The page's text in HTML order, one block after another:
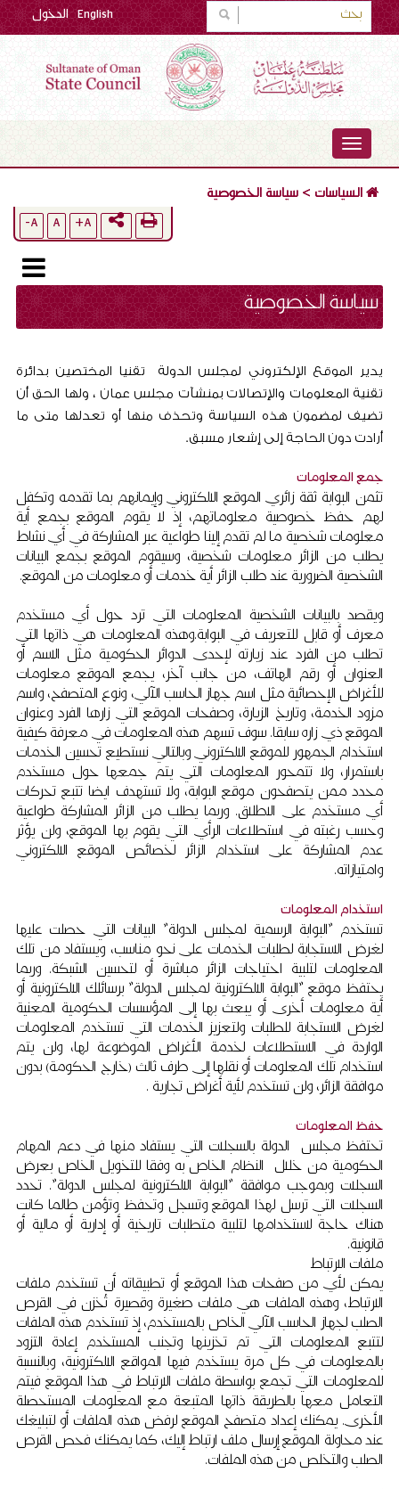
الدخول English
TOGGLE
NAVIGATION
السياسات >سياسة الخصوصية
A+
A
A-
سياسة الخصوصية
يدير الموقع الإلكتروني لمجلس الدولة تقنيا المختصين بدائرة
تقنية المعلومات والإتصالات بمنشآت مجلس عمان ، ولها الحق أن
تضيف لمضمون هذه السياسة وتحذف منها أو تعدلها متى ما
أرادت دون الحاجة إلى إشعار مسبق.
جمع المعلومات
تثمن البوابة ثقة زائري الموقع الالكتروني وإيمانهم بما تقدمه وتكفل
لهم حفظ خصوصية معلوماتهم، إذ لا يقوم الموقع بجمع أية
معلومات شخصية ما لم تقدم إلينا طواعية عبر المشاركة في أي نشاط
يطلب من الزائر معلومات شخصية، وسيقوم الموقع بجمع البيانات
الشخصية الضرورية عند طلب الزائر أية خدمات أو معلومات من الموقع.
ويقصد بالبيانات الشخصية المعلومات التي ترد حول أي مستخدم
معرف أو قابل للتعريف في البوابة.وهذه المعلومات هي ذاتها التي
تطلب من الفرد عند زيارته لإحدى الدوائر الحكومية مثل الاسم أو
العنوان أو رقم الهاتف، من جانب آخر، يجمع الموقع معلومات
للأغراض الإحصائية مثل اسم جهاز الحاسب الآلي، ونوع المتصفح، واسم
مزود الخدمة، وتاريخ الزيارة، وصفحات الموقع التي زارها الفرد وعنوان
الموقع ذي زاره سابقا. سوف تسهم هذه المعلومات في معرفة كيفية
استخدام الجمهور للموقع الالكتروني وبالتالي نستطيع تحسين الخدمات
باستمرار، ولا تتمحور المعلومات التي يتم جمعها حول مستخدم
محدد ممن يتصفحون موقع البوابة، ولا تستهدف ايضا تتبع تحركات
أي مستخدم على الاطلاق. وربما يطلب من الزائر المشاركة طواعية
وحسب رغبته في استطلاعات الرأي التي يقوم بها الموقع، ولن يؤثر
عدم المشاركة على استخدام الزائر لخصائص الموقع الالكتروني
وامتيازاته.
استخدام المعلومات
تستخدم "البوابة الرسمية لمجلس الدولة" البيانات التي حصلت عليها
لغرض الاستجابة لطلبات الخدمات على نحو مناسب، ويستفاد من تلك
المعلومات لتلبية احتياجات الزائر مباشرة أو لتحسين الشبكة. وربما
يحتفظ موقع "البوابة الالكترونية لمجلس الدولة" برسائلك الالكترونية أو
أية معلومات أخرى أو يبعث بها إلى المؤسسات الحكومية المعنية
لغرض الاستجابة للطلبات ولتعزيز الخدمات التي تستخدم المعلومات
الواردة في الاستطلاعات لخدمة الأغراض الموضوعة لها، ولن يتم
استخدام تلك المعلومات أو نقلها إلى طرف ثالث (خارج الحكومة) بدون
موافقة الزائر، ولن تستخدم لأية أغراض تجارية .
حفظ المعلومات
تحتفظ مجلس الدولة بالسجلات التي يستفاد منها في دعم المهام
الحكومية من خلال النظام الخاص به وفقا للتخويل الخاص بعرض
السجلات وبموجب موافقة "البوابة الالكترونية لمجلس الدولة". تحدد
السجلات التي ترسل لهذا الموقع وتسجل وتحفظ وتؤمن طالما كانت
هناك حاجة لاستخدامها لتلبية متطلبات تاريخية أو إدارية أو مالية أو
قانونية.
ملفات الارتباط
يمكن لأي من صفحات هذا الموقع أو تطبيقاته أن تستخدم ملفات
الارتباط، وهذه الملفات هي ملفات صغيرة وقصيرة تُخزن في القرص
الصلب لجهاز الحاسب الآلي الخاص بالمستخدم، إذ تستخدم هذه الملفات
لتتبع المعلومات التي تم تخزينها وتجنب المستخدم إعادة التزود
بالمعلومات في كل مرة يستخدم فيها المواقع الالكترونية، وبالنسبة
للمعلومات التي تجمع بواسطة ملفات الارتباط في هذا الموقع فيتم
التعامل معها بالطريقة ذاتها المتبعة مع المعلومات المستحصلة
الأخرى. يمكنك إعداد متصفح الموقع لرفض هذه الملفات أو لتبليغك
عند محاولة الموقع إرسال ملف ارتباط إليك، كما يمكنك فحص القرص
الصلب والتخلص من هذه الملفات.